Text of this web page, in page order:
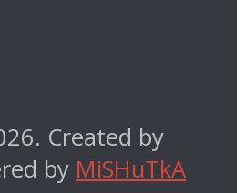
Created by
by MiSHuTkA